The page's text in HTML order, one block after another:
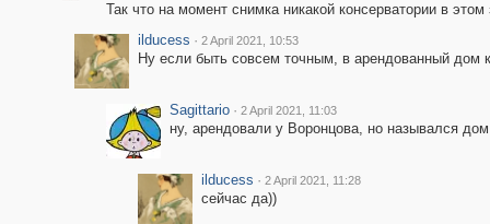
Так что на момент снимка никакой консерватории в
ilducess · 2 April 2021, 10:53
Ну если быть совсем точным, в арендованный дом
Sagittario · 2 April 2021, 11:03
ну, арендовали у Воронцова, но назывался
ilducess · 2 April 2021, 11:28
сейчас да))